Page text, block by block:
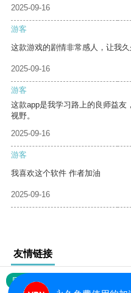
2025-09-16
游客
这款游戏的剧情非常感人，让我久
2025-09-16
游客
这款app是我学习路上的良师益
视野。
2025-09-16
游客
我喜欢这个软件 作者加油
2025-09-16
友情链接
网站地图